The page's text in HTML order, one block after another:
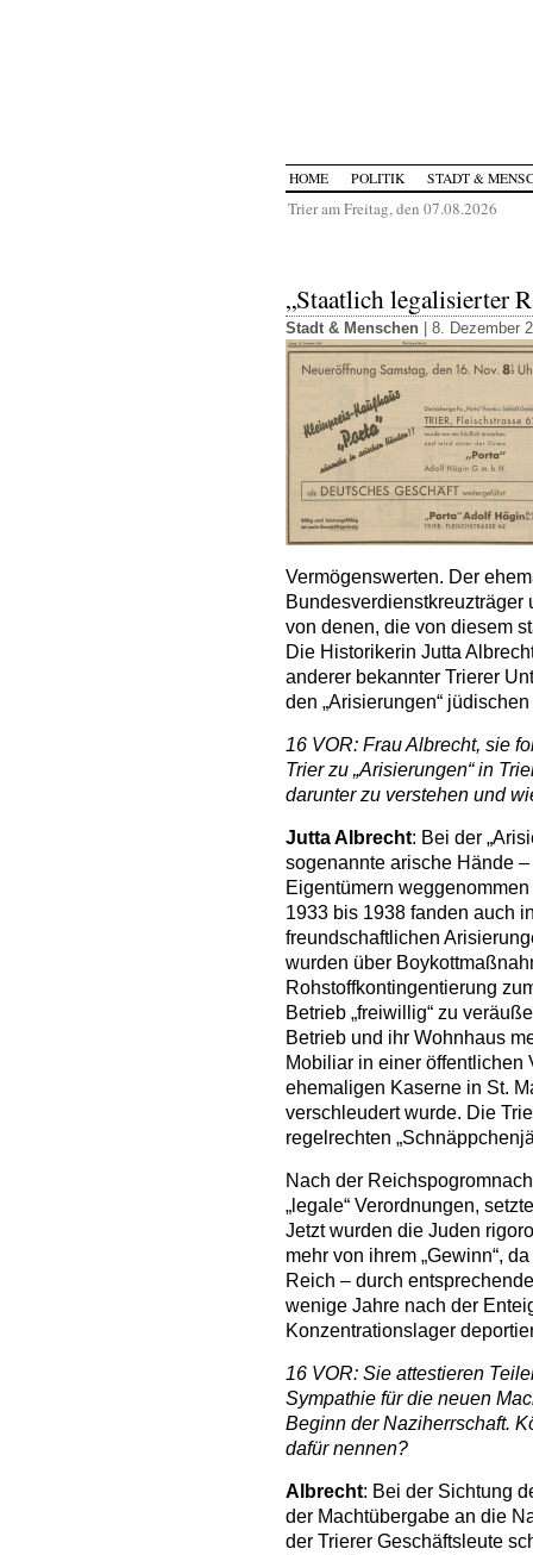
HOME POLITIK STADT &
Trier am Freitag, den 07.08.2026
„Staatlich legalisierter
Stadt & Menschen | 8. Dezember
Vermögenswerten. Der
von denen, die von diesem
Die Historikerin Jutta
anderer bekannter Trierer
den „Arisierungen“
16 VOR: Frau Albrecht, sie
Trier zu „Arisierungen“ in
darunter zu verstehen und
Jutta Albrecht: Bei der
sogenannte arische Hände
Eigentümern
1933 bis 1938 fanden auch
freundschaftlichen
wurden über
Rohstoffkontingentierung
Betrieb „freiwillig“ zu
Betrieb und ihr Wohnhaus
Mobiliar in einer öffentlichen
ehemaligen Kaserne in St.
verschleudert wurde. Die
regelrechten
Nach der
„legale“ Verordnungen,
Jetzt wurden die Juden
mehr von ihrem „Gewinn“,
Reich – durch
wenige Jahre nach der
Konzentrationslager
16 VOR: Sie attestieren
Sympathie für die neuen
Beginn der Naziherrschaft.
dafür nennen?
Albrecht: Bei der Sichtung
der Machtübergabe an die
der Trierer Geschäftsleute